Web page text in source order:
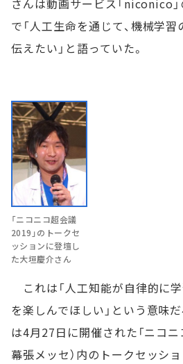
さんは動画サービス「niconico」
で「人工生命を通じて、機械学
伝えたい」と語っていた。
「ニコニコ超会議
2019」のトークセ
ッションに登壇し
た大垣慶介さん
これは「人工知能が自律的に
を楽しんでほしい」という意味
は4月27日に開催された「ニコニ
幕張メッセ）内のトークセッシ